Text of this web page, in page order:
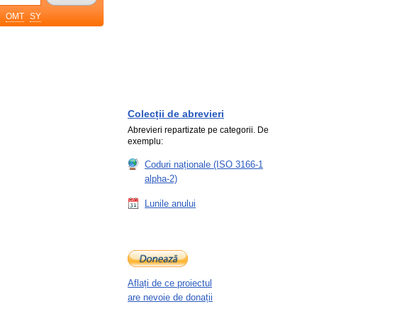
OMT SY
Colecții de abrevieri
Abrevieri repartizate pe categorii. De
exemplu:
Coduri naționale (ISO 3166-1
alpha-2)
Lunile anului
Aflați de ce proiectul
are nevoie de donații